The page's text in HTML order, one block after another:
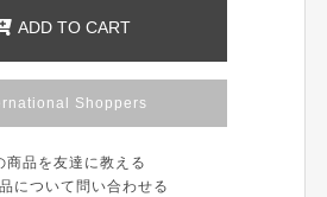
ADD TO CART
Shoppers
商品を友達に教える
について問い合わせる